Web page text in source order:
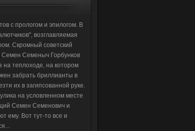
с прологом и эпилогом. В
возглавляемая
Скромный советский
Семеныч Горбунков
на теплоходе, на котором
забрать бриллианты в
их в загипсованной руке.
на условленном месте
Семен Семенович и
ему. Вот тут-то все и